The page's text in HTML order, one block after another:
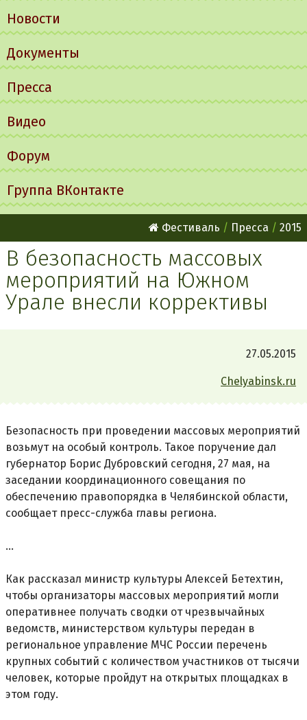
Новости
Документы
Пресса
Видео
Форум
Группа ВКонтакте
Фестиваль Пресса 2015
В безопасность массовых
мероприятий на Южном
Урале внесли коррективы
27.05.2015
Chelyabinsk.ru
Безопасность при проведении массовых мероприятий
возьмут на особый контроль. Такое поручение дал
губернатор Борис Дубровский сегодня, 27 мая, на
заседании координационного совещания по
обеспечению правопорядка в Челябинской области,
сообщает пресс-служба главы региона.
...
Как рассказал министр культуры Алексей Бетехтин,
чтобы организаторы массовых мероприятий могли
оперативнее получать сводки от чрезвычайных
ведомств, министерством культуры передан в
региональное управление МЧС России перечень
крупных событий с количеством участников от тысячи
человек, которые пройдут на открытых площадках в
этом году.